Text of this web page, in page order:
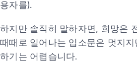
용자를).
하지만 솔직히 말하자면, 희망은
때때로 일어나는 입소문은 멋지지
하기는 어렵습니다.